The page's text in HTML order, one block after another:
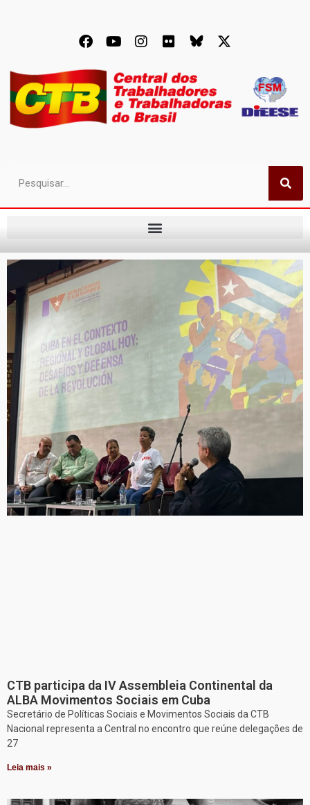
CTB participa da IV Assembleia Continental da
ALBA Movimentos Sociais em Cuba
Secretário de Políticas Sociais e Movimentos Sociais da CTB
Nacional representa a Central no encontro que reúne delegações de
27
Leia mais »